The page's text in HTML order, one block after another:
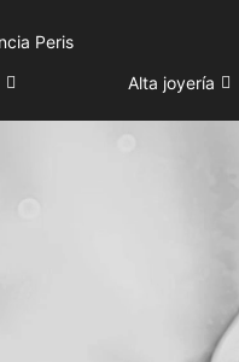
Alta joyería